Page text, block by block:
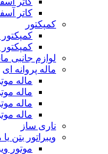
کاتر
کمپکتور
لوازم جانبی
ماله پروانه ای
ماله
ماله
ماله
ماله
ناری ساز
ویبراتور بتن
موتور